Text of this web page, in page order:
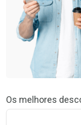
Os melhores